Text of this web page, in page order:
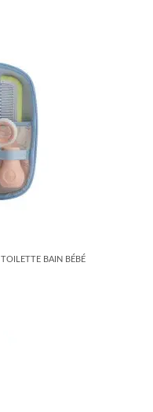
TOILETTE BAIN BÉBÉ